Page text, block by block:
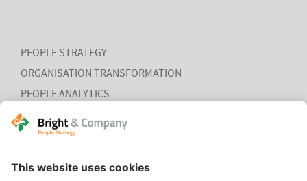
PEOPLE STRATEGY
ORGANISATION TRANSFORMATION
PEOPLE ANALYTICS
HR ORGANISATION EFFECTIVENESS
HOME